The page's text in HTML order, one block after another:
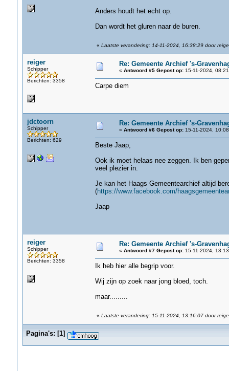
Anders houdt het echt op.
Dan wordt het gluren naar de buren.
« Laatste verandering: 14-11-2024, 16:38:29 door
reiger
Schipper
Berichten: 3358
Re: Gemeente Archief 's-
« Antwoord #5 Gepost op:15-11-2024,
Carpe diem
jdctoorn
Schipper
Berichten: 629
Re: Gemeente Archief 's-
« Antwoord #6 Gepost op:15-11-2024,
Beste Jaap,
Ook ik moet helaas nee zeggen. Ik ben
veel plezier in.
Je kan het Haags Gemeentearchief altijd
(https://www.facebook.com/
Jaap
reiger
Schipper
Berichten: 3358
Re: Gemeente Archief 's-
« Antwoord #7 Gepost op:15-11-2024,
Ik heb hier alle begrip voor.
Wij zijn op zoek naar jong bloed, toch.
maar.........
« Laatste verandering: 15-11-2024, 13:16:07 door
Pagina's: [1]